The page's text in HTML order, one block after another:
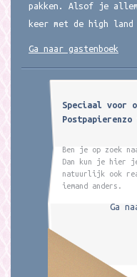
pakken. Alsof je
keer met de high land
Ga naar gastenboek
Speciaal voor
Ben je op zoek
Dan kun je hier
natuurlijk ook
iemand anders.
Ga